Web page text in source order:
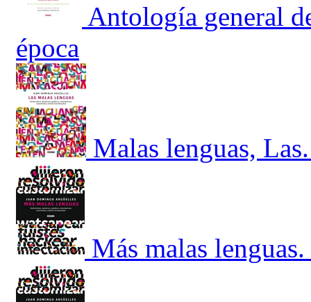
Antología general
época
Malas lenguas,
Más malas